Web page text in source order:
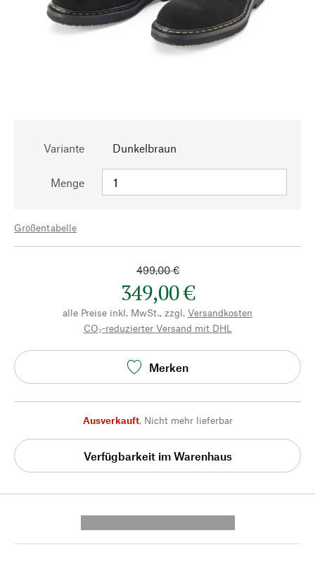
Variante Dunkelbraun
Menge
Größentabelle
499,00 €
349,00 €
alle Preise inkl. MwSt., zzgl. Versandkosten
CO₂-reduzierter Versand mit DHL
Merken
Ausverkauft, Nicht mehr lieferbar
Verfügbarkeit im Warenhaus